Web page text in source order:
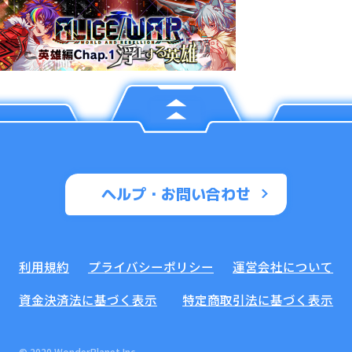
ヘルプ・お問い合わせ
利用規約 プライバシーポリシー
運営会社について
資金決済法に基づく表示
特定商取引法に基づく表示